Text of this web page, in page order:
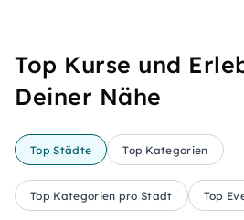
Top Kurse und
Deiner Nähe
Top Städte Top Kategorien
Top Kategorien pro Stadt Top